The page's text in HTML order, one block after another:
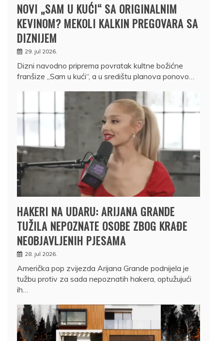
NOVI „SAM U KUĆI“ SA ORIGINALNIM
KEVINOM? MEKOLI KALKIN PREGOVARA SA
DIZNIJEM
29. jul 2026.
Dizni navodno priprema povratak kultne božićne
franšize „Sam u kući“, a u središtu planova ponovo…
HAKERI NA UDARU: ARIJANA GRANDE
TUŽILA NEPOZNATE OSOBE ZBOG KRAĐE
NEOBJAVLJENIH PJESAMA
28. jul 2026.
Američka pop zvijezda Arijana Grande podnijela je
tužbu protiv za sada nepoznatih hakera, optužujući
ih…